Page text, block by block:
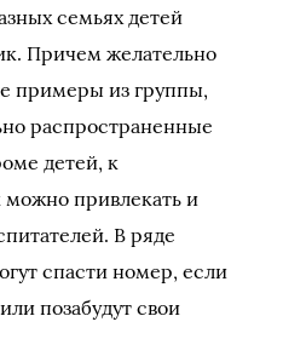
семьях детей
Причем желательно
примеры из группы,
распространенные
детей, к
привлекать и
В ряде
спасти номер, если
позабудут свои